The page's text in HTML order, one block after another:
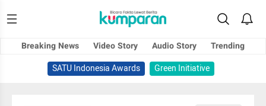
Breaking News Video Story Audio Story
Trending
SATU Indonesia Awards
Green Initiative